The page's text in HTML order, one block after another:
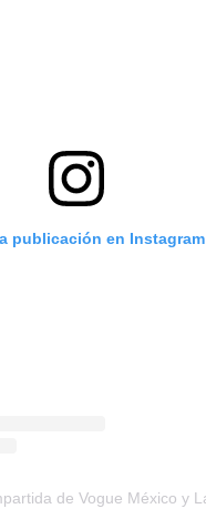
publicación en Instagram